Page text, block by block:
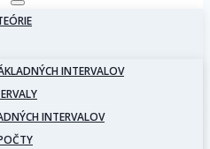
INTERVALOV
INTERVALOV